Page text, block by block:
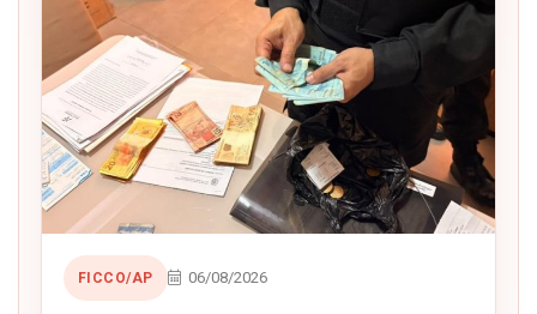
FICCO/AP 06/08/2026